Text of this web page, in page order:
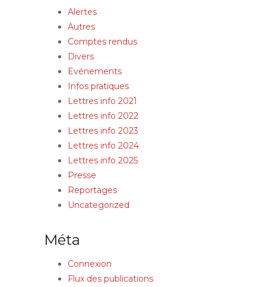
Alertes
Autres
Comptes rendus
Divers
Evénements
Infos pratiques
Lettres info 2021
Lettres info 2022
Lettres info 2023
Lettres info 2024
Lettres info 2025
Presse
Reportages
Uncategorized
Méta
Connexion
Flux des publications